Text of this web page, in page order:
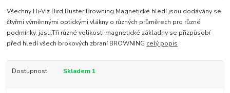
Všechny Hi-Viz Bird Buster Browning Magnetické hledí jsou dodávány se
čtyřmi výměnnými optickými vlákny o různých průměrech pro různé
podmínky, jasu.Tři různé velikosti magnetické základny se přizpůsobí
před hledí všech brokových zbraní BROWNING celý popis
Dostupnost Skladem 1